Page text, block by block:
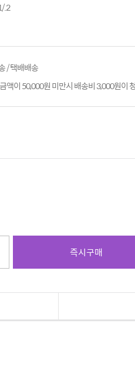
.2
/ 택배배송
액이 50,000원 미만시 배송비 3,000원이
즉시구매